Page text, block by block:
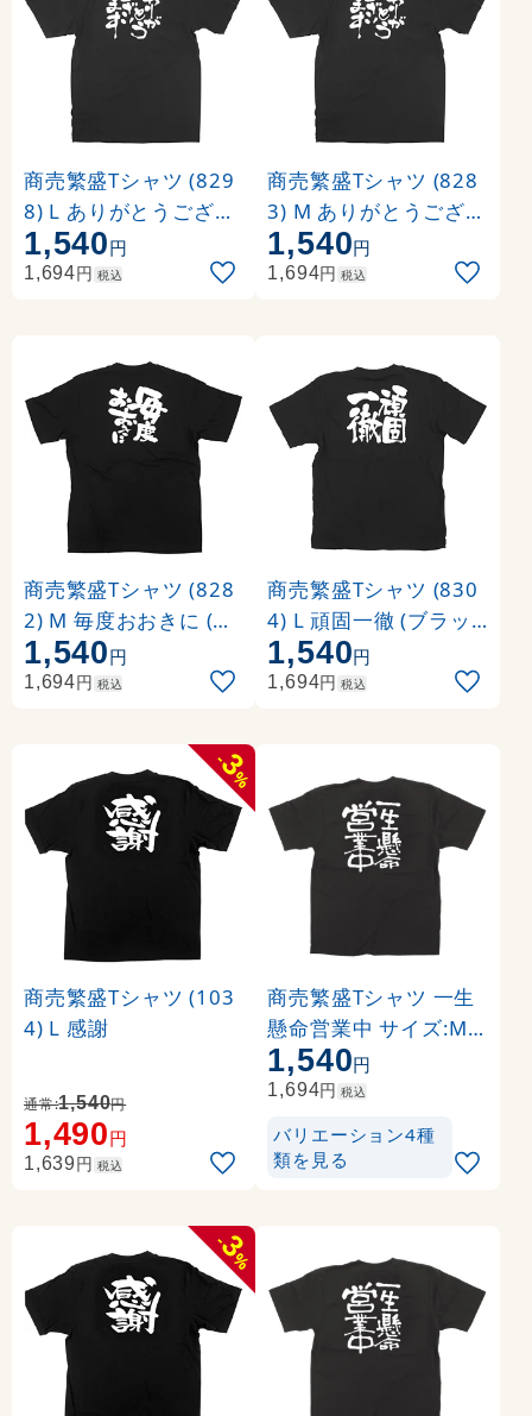
商売繁盛Tシャツ (829
8) L ありがとうござい
ます (ブラック)
1,540円
1,694円 税込
商売繁盛Tシャツ (828
3) M ありがとうござい
ます (ブラック)
1,540円
1,694円 税込
商売繁盛Tシャツ (828
2) M 毎度おおきに (ブ
ラック)
1,540円
1,694円 税込
商売繁盛Tシャツ (830
4) L 頑固一徹 (ブラッ
ク)
1,540円
1,694円 税込
-
3
%
商売繁盛Tシャツ (103
4) L 感謝
通常:1,540円
1,490円
1,639円 税込
商売繁盛Tシャツ 一生
懸命営業中 サイズ:M (
12758)
1,540円
1,694円 税込
バリエーション4種
類を見る
-
3
%